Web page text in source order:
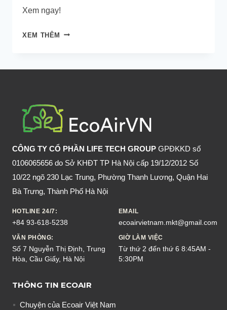
Xem ngay!
XEM THÊM 19
MÙI
NHANH
CHÓNG
CÔNG TY CỔ PHẦN LIFE TECH GROUP GPĐKKD số
0106065656 do Sở KHĐT TP Hà Nội cấp 19/12/2012 Số
10/22 ngõ 230 Lạc Trung, Phường Thanh Lương, Quận Hai
Bà Trưng, Thành Phố Hà Nội
HOTLINE 24/7:
+84 93-618-5238
EMAIL
ecoairvietnam.mkt@gmail.com
VĂN PHÒNG:
Số 7 Nguyễn Thị Định, Trung
Hòa, Cầu Giấy, Hà Nội
GIỜ LÀM VIỆC
Từ thứ 2 đến thứ 6 8:45AM -
5:30PM
THÔNG TIN ECOAIR
Chuyện của Ecoair Việt Nam